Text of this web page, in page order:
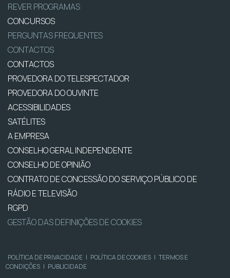
REVER PROGRAMAS
CONCURSOS
PERGUNTAS FREQUENTES
CONTACTOS
CONTACTOS
PROVEDORA DO TELESPECTADOR
PROVEDORA DO OUVINTE
ACESSIBILIDADES
SATÉLITES
A EMPRESA
CONSELHO GERAL INDEPENDENTE
CONSELHO DE OPINIÃO
CONTRATO DE CONCESSÃO DO SERVIÇO PÚBLICO DE
RÁDIO E TELEVISÃO
RGPD
GESTÃO DAS DEFINIÇÕES DE COOKIES
POLÍTICA DE PRIVACIDADE | POLÍTICA DE COOKIES | TERMOS E
CONDIÇÕES | PUBLICIDADE